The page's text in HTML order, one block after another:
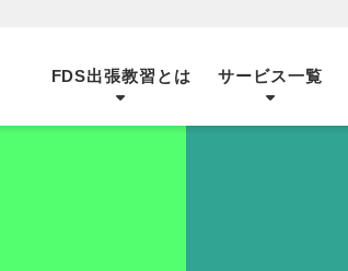
FDS出張教習とは サービス一覧